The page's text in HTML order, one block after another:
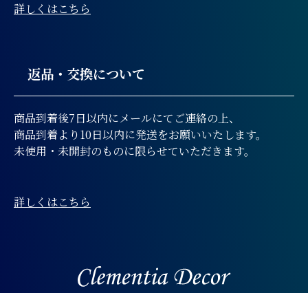
詳しくはこちら
返品・交換について
商品到着後7日以内にメールにてご連絡の上、
商品到着より10日以内に発送をお願いいたします。
未使用・未開封のものに限らせていただきます。
詳しくはこちら